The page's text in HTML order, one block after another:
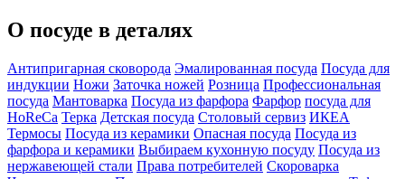
О посуде в деталях
Антипригарная сковорода Эмалированная посуда Посуда для
индукции Ножи Заточка ножей Розница Профессиональная
посуда Мантоварка Посуда из фарфора Фарфор посуда для
HoReCa Терка Детская посуда Столовый сервиз ИКЕА
Термосы Посуда из керамики Опасная посуда Посуда из
фарфора и керамики Выбираем кухонную посуду Посуда из
нержавеющей стали Права потребителей Скороварка